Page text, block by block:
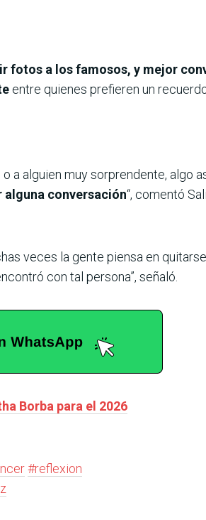
fotos a los famosos, y mejor
entre quienes prefieren un
o a alguien muy sorprendente, algo
conversación“, comentó
veces la gente piensa en quitarse
con tal persona”, señaló.
Borba para el 2026
#reflexion